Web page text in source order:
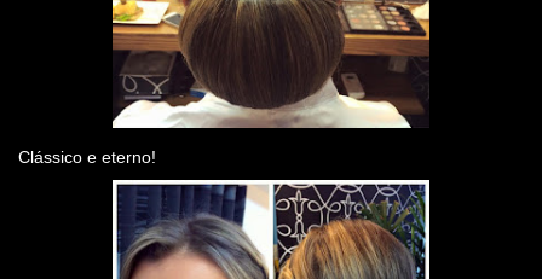
Clássico e eterno!